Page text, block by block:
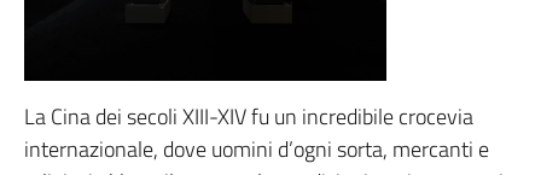
La Cina dei secoli XIII-XIV fu un incredibile crocevia
internazionale, dove uomini d’ogni sorta, mercanti e